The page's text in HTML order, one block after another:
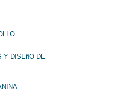
Y DISEñO DE